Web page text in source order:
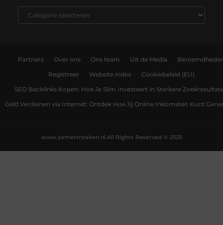
Partners Over ons Ons team Uit de Media
Registreer Website index Cookiebeleid (EU)
SEO Backlinks Kopen: Hoe Je Slim Investeert in Sterkere
Geld Verdienen via Internet: Ontdek Hoe Jij Online Inkomsten Kunt
All Rights Reserved © 2025
www.sameninzaken.nl.